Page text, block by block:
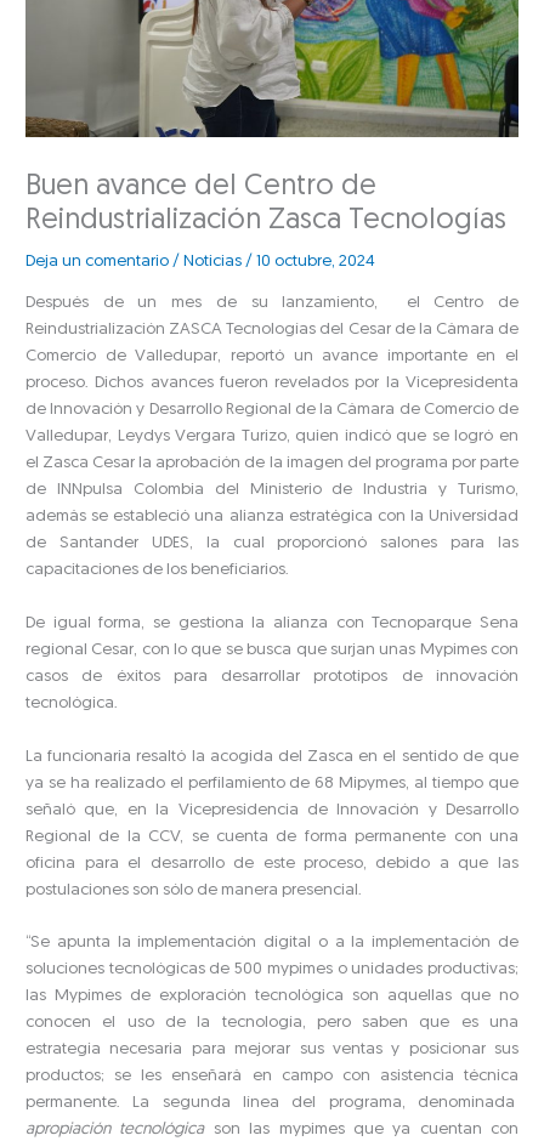
Buen avance del Centro de
Reindustrialización Zasca Tecnologías
Deja un comentario / Noticias /10 octubre, 2024
Después de un mes de su lanzamiento, el Centro de
Reindustrialización ZASCA Tecnologías del Cesar de la Cámara de
Comercio de Valledupar, reportó un avance importante en el
proceso. Dichos avances fueron revelados por la Vicepresidenta
de Innovación y Desarrollo Regional de la Cámara de Comercio de
Valledupar, Leydys Vergara Turizo, quien indicó que se logró en
el Zasca Cesar la aprobación de la imagen del programa por parte
de INNpulsa Colombia del Ministerio de Industria y Turismo,
además se estableció una alianza estratégica con la Universidad
de Santander UDES, la cual proporcionó salones para las
capacitaciones de los beneficiarios.
De igual forma, se gestiona la alianza con Tecnoparque Sena
regional Cesar, con lo que se busca que surjan unas Mypimes con
casos de éxitos para desarrollar prototipos de innovación
tecnológica.
La funcionaria resaltó la acogida del Zasca en el sentido de que
ya se ha realizado el perfilamiento de 68 Mipymes, al tiempo que
señaló que, en la Vicepresidencia de Innovación y Desarrollo
Regional de la CCV, se cuenta de forma permanente con una
oficina para el desarrollo de este proceso, debido a que las
postulaciones son sólo de manera presencial.
“Se apunta la implementación digital o a la implementación de
soluciones tecnológicas de 500 mypimes o unidades productivas;
las Mypimes de exploración tecnológica son aquellas que no
conocen el uso de la tecnología, pero saben que es una
estrategia necesaria para mejorar sus ventas y posicionar sus
productos; se les enseñará en campo con asistencia técnica
permanente. La segunda línea del programa, denominada
apropiación tecnológicason las mypimes que ya cuentan con